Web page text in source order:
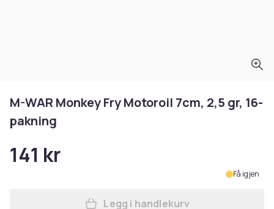
M-WAR Monkey Fry Motoroil 7cm, 2,5 gr, 16-
pakning
141 kr
Få igjen
Legg i handlekurv